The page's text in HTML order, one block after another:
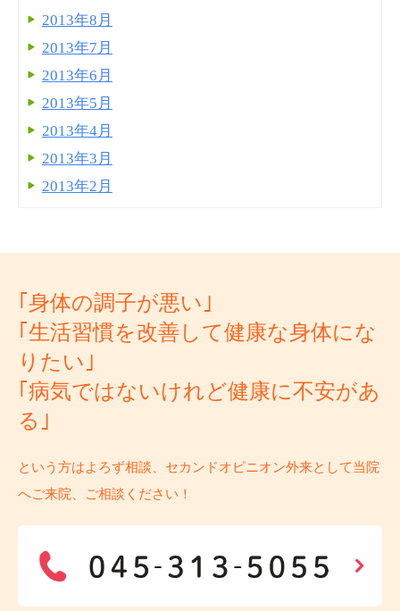
2013年8月
2013年7月
2013年6月
2013年5月
2013年4月
2013年3月
2013年2月
｢身体の調子が悪い｣
｢生活習慣を改善して健康な身体にな
りたい｣
｢病気ではないけれど健康に不安があ
る｣
という方はよろず相談、セカンドオピニオン外来として当院
へご来院、ご相談ください！